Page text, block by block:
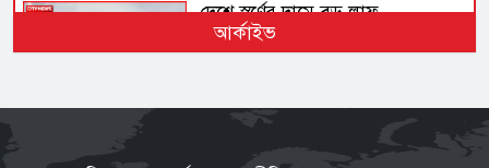
দেশে স্বর্ণের দামে বড় লাফ
আর্কাইভ